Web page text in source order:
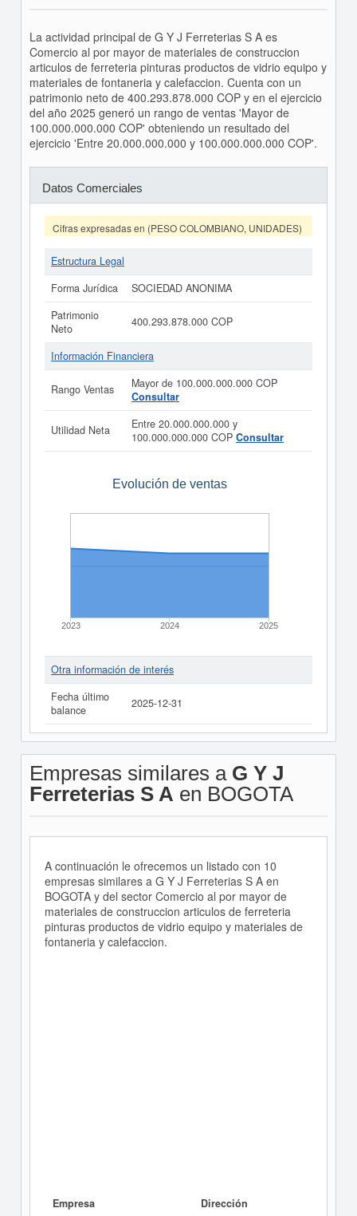
La actividad principal de G Y J Ferreterias S A es
Comercio al por mayor de materiales de construccion
articulos de ferreteria pinturas productos de vidrio equipo y
materiales de fontaneria y calefaccion. Cuenta con un
patrimonio neto de 400.293.878.000 COP y en el ejercicio
del año 2025 generó un rango de ventas 'Mayor de
100.000.000.000 COP' obteniendo un resultado del
ejercicio 'Entre 20.000.000.000 y 100.000.000.000 COP'.
Datos Comerciales
Cifras expresadas en (PESO COLOMBIANO, UNIDADES)
Estructura Legal
Forma Jurídica
SOCIEDAD ANONIMA
Patrimonio
Neto
400.293.878.000 COP
Información Financiera
Rango Ventas
Mayor de 100.000.000.000 COP
Consultar
Utilidad Neta
Entre 20.000.000.000 y
100.000.000.000 COP Consultar
Evolución de ventas
2023 2024 2025
Otra información de interés
Fecha último
balance
2025-12-31
Empresas similares a G Y J
Ferreterias S A en BOGOTA
A continuación le ofrecemos un listado con 10
empresas similares a G Y J Ferreterias S A en
BOGOTA y del sector Comercio al por mayor de
materiales de construccion articulos de ferreteria
pinturas productos de vidrio equipo y materiales de
fontaneria y calefaccion.
Empresa Dirección